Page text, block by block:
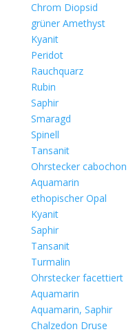
Chrom Diopsid
grüner Amethyst
Kyanit
Peridot
Rauchquarz
Rubin
Saphir
Smaragd
Spinell
Tansanit
Ohrstecker cabochon
Aquamarin
ethopischer Opal
Kyanit
Saphir
Tansanit
Turmalin
Ohrstecker facettiert
Aquamarin
Aquamarin, Saphir
Chalzedon Druse